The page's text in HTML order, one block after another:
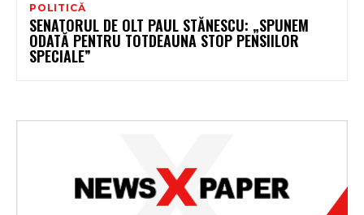
POLITICĂ
SENATORUL DE OLT PAUL STĂNESCU: „SPUNEM
ODATĂ PENTRU TOTDEAUNA STOP PENSIILOR
SPECIALE”